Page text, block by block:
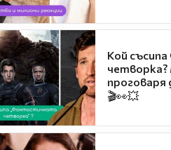
Кой
четворка?
проговаря
🎬👀💥